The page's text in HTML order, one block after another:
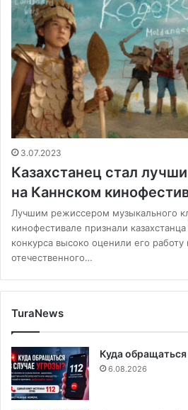
3.07.2023
Казахстанец стал
на Каннском
Лучшим режиссером музыкального
кинофестивале признали
конкурса высоко оценили его
отечественного…
TuraNews
Куда обращаться
6.08.2026